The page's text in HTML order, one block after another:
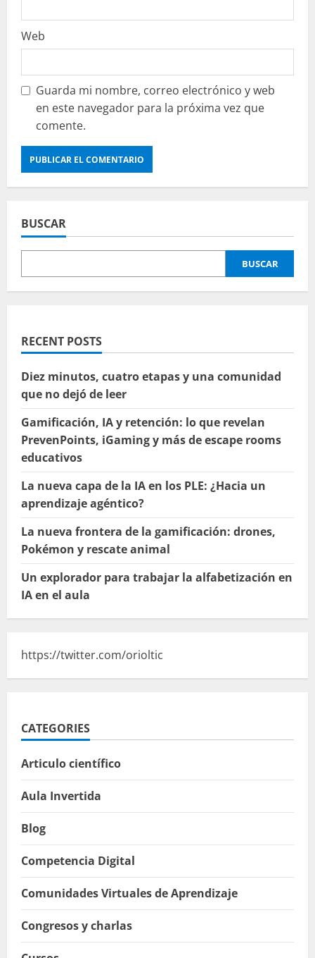
Web
Guarda mi nombre, correo electrónico y web
en este navegador para la próxima vez que
comente.
BUSCAR
BUSCAR
RECENT POSTS
Diez minutos, cuatro etapas y una comunidad
que no dejó de leer
Gamificación, IA y retención: lo que revelan
PrevenPoints, iGaming y más de escape rooms
educativos
La nueva capa de la IA en los PLE: ¿Hacia un
aprendizaje agéntico?
La nueva frontera de la gamificación: drones,
Pokémon y rescate animal
Un explorador para trabajar la alfabetización en
IA en el aula
https://twitter.com/orioltic
CATEGORIES
Articulo científico
Aula Invertida
Blog
Competencia Digital
Comunidades Virtuales de Aprendizaje
Congresos y charlas